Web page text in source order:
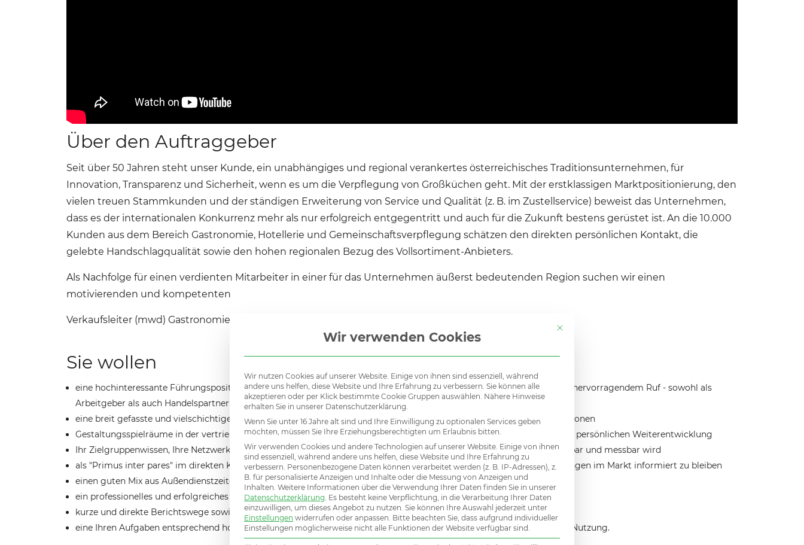
Über den Auftraggeber
Seit über 50 Jahren steht unser Kunde, ein unabhängiges und regional verankertes österreichisches Traditionsunternehmen, für
Innovation, Transparenz und Sicherheit, wenn es um die Verpflegung von Großküchen geht. Mit der erstklassigen Marktpositionierung, den
vielen treuen Stammkunden und der ständigen Erweiterung von Service und Qualität (z. B. im Zustellservice) beweist das Unternehmen,
dass es der internationalen Konkurrenz mehr als nur erfolgreich entgegentritt und auch für die Zukunft bestens gerüstet ist. An die 10.000
Kunden aus dem Bereich Gastronomie, Hotellerie und Gemeinschaftsverpflegung schätzen den direkten persönlichen Kontakt, die
gelebte Handschlagqualität sowie den hohen regionalen Bezug des Vollsortiment-Anbieters.
Als Nachfolge für einen verdienten Mitarbeiter in einer für das Unternehmen äußerst bedeutenden Region suchen wir einen
motivierenden und kompetenten
Verkaufsleiter (mwd) Gastronomie-Kunden, Salzburg
Sie wollen
eine hochinteressante Führungsposition bei einem der Marktführer der Branche mit Stabilität, Zukunftssicherheit und hervorragendem Ruf - sowohl als
Arbeitgeber als auch Handelspartner
eine breit gefasste und vielschichtige Aufgabenstellung als Verkaufsleiter mit Führungsverantwortung für rund 10 Personen
Gestaltungsspielräume in der vertrieblichen Führungsarbeit mit langfristigem Horizont und klaren Perspektiven in der persönlichen Weiterentwicklung
Ihr Zielgruppenwissen, Ihre Netzwerke und Ihre Vertriebs-Talente in einem Umfeld einsetzen, wo Ihre Handschrift sichtbar und messbar wird
als "Primus inter pares" im direkten Kundenkontakt stehen - auch um in der Rolle als Verkaufsleiter über die Entwicklungen im Markt informiert zu bleiben
einen guten Mix aus Außendienstzeiten, Home-Office und Office-Anwesenheit mit einem Split je nach Anforderung
ein professionelles und erfolgreiches Team leiten, weiterentwickeln und für die Zukunft fit machen
kurze und direkte Berichtswege sowie ein offenes Kommunikationsverhältnis mit der Geschäftsführung
eine Ihren Aufgaben entsprechend hochattraktive Vergütung sowie einen Mittelklasse-Dienstwagen auch zur privaten Nutzung.
Mit diesem Button wird der Dialog geschlossen. Seine
Wir verwenden Cookies
Wir nutzen Cookies auf unserer Website. Einige von ihnen sind essenziell, während
andere uns helfen, diese Website und Ihre Erfahrung zu verbessern. Sie können alle
akzeptieren oder per Klick bestimmte Cookie Gruppen auswählen. Nähere Hinweise
erhalten Sie in unserer Datenschutzerklärung.
Wenn Sie unter 16 Jahre alt sind und Ihre Einwilligung zu optionalen Services geben
möchten, müssen Sie Ihre Erziehungsberechtigten um Erlaubnis bitten.
Wir verwenden Cookies und andere Technologien auf unserer Website. Einige von ihnen
sind essenziell, während andere uns helfen, diese Website und Ihre Erfahrung zu
verbessern. Personenbezogene Daten können verarbeitet werden (z. B. IP-Adressen), z.
B. für personalisierte Anzeigen und Inhalte oder die Messung von Anzeigen und
Inhalten. Weitere Informationen über die Verwendung Ihrer Daten finden Sie in unserer
Datenschutzerklärung Es besteht keine Verpflichtung, in die Verarbeitung Ihrer Daten
einzuwilligen, um dieses Angebot zu nutzen. Sie können Ihre Auswahl jederzeit unter
Einstellungen widerrufen oder anpassen. Bitte beachten Sie, dass aufgrund individueller
Einstellungen möglicherweise nicht alle Funktionen der Website verfügbar sind.